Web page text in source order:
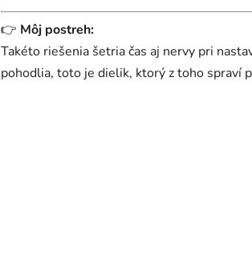
👉 Môj postreh:
Takéto riešenia šetria čas aj nervy pri
pohodlia, toto je dielik, ktorý z toho spraví